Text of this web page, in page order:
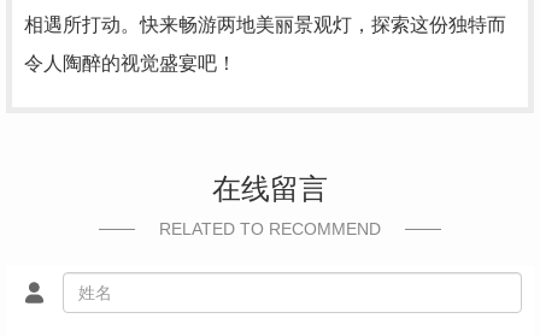
相遇所打动。快来畅游两地美丽景观灯，探索这份独特而
令人陶醉的视觉盛宴吧！
在线留言
RELATED TO RECOMMEND